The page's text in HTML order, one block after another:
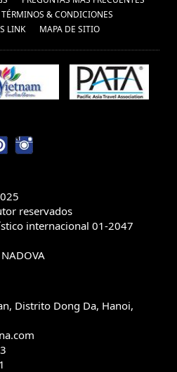
TÉRMINOS & CONDICIONES
LINK MAPA DE SITIO
reservados
internacional 01-2047
Distrito Dong Da, Hanoi,